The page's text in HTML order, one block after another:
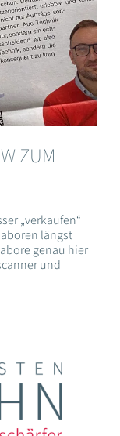
ZUM
„verkaufen“
längst
genau hier
und